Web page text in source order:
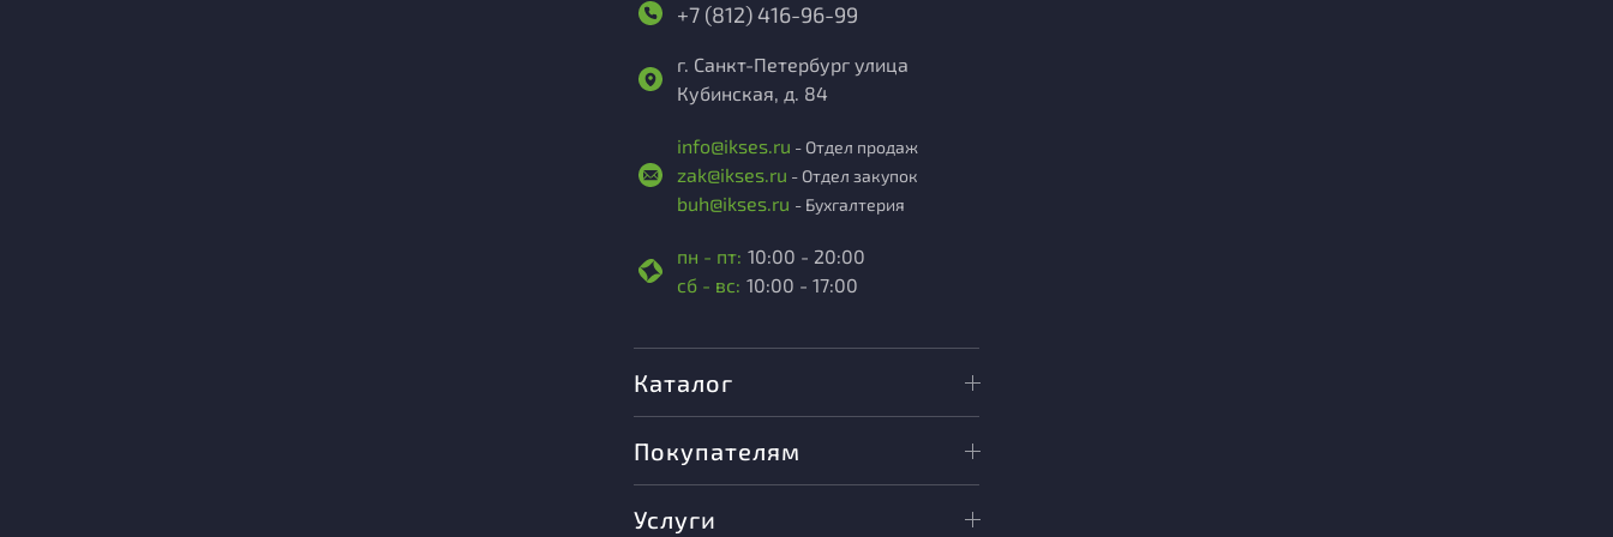
+7 (812) 416-96-99
г. Санкт-Петербург улица
Кубинская, д. 84
info@ikses.ru - Отдел продаж
zak@ikses.ru - Отдел закупок
buh@ikses.ru - Бухгалтерия
пн - пт: 10:00 - 20:00
сб - вс: 10:00 - 17:00
Каталог
Покупателям
Услуги